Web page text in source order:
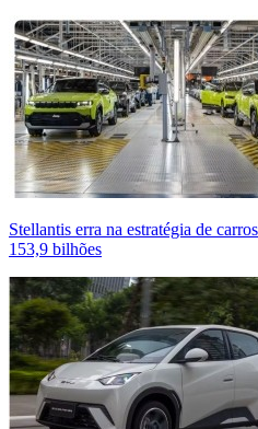
Stellantis erra na estratégia de
153,9 bilhões